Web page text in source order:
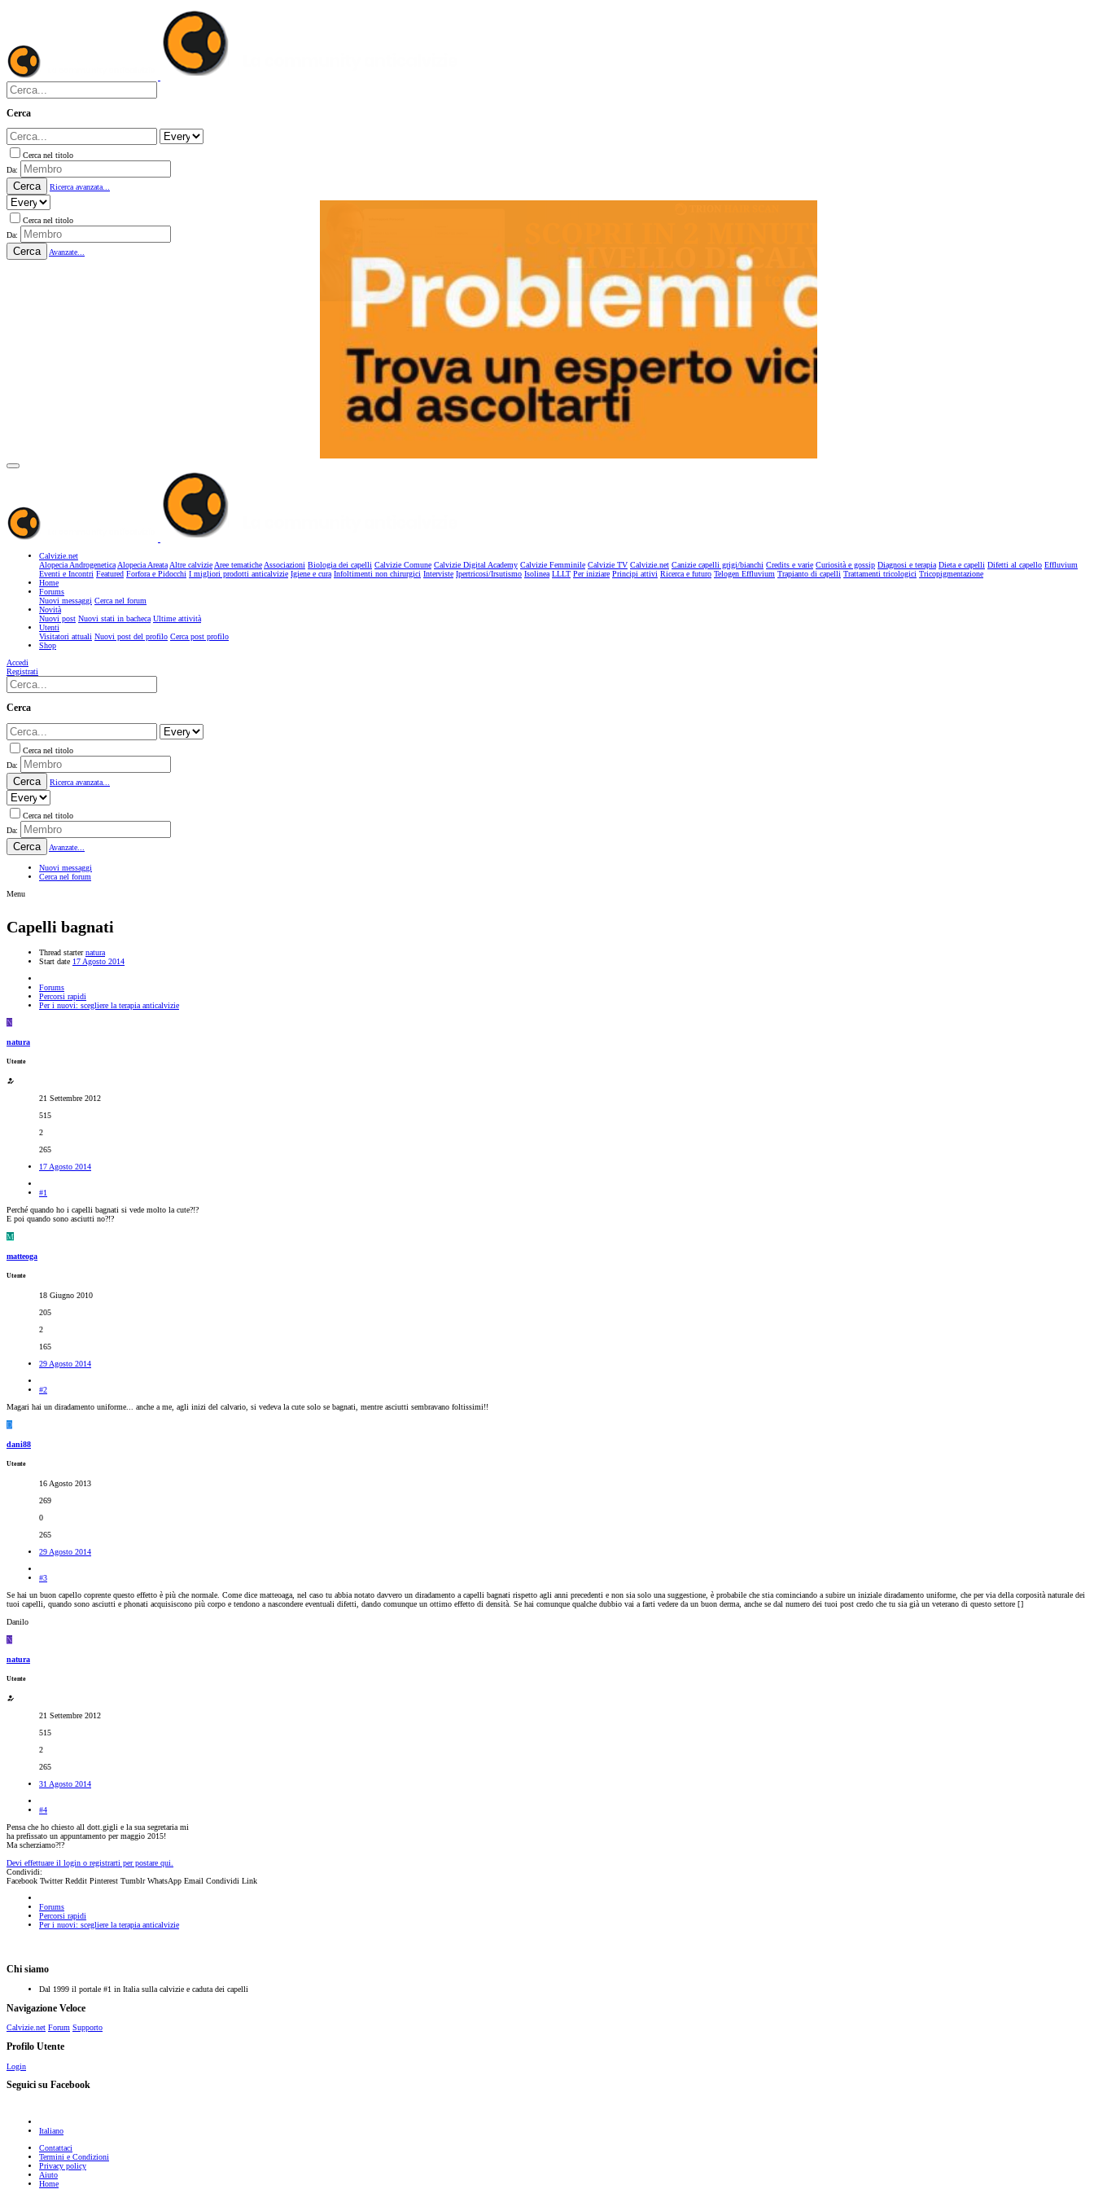
Cerca
Cerca nel titolo
Da:
Cerca Ricerca avanzata...
Cerca nel titolo
Da:
Cerca Avanzate...
Calvizie.net
Alopecia AndrogeneticaAlopecia AreataAltre calvizieAree tematicheAssociazioni Biologia dei capelli Calvizie Comune Calvizie Digital Academy Calvizie Femminile Calvizie TV Calvizie.net Canizie capelli grigi/bianchi Credits e varie Curiosità e gossip Diagnosi e terapia Dieta e capelli Difetti al capello Effluvium
Eventi e Incontri Featured Forfora e Pidocchi I migliori prodotti anticalvizie Igiene e cura Infoltimenti non chirurgici Interviste Ipertricosi/Irsutismo Isolinea LLLT Per iniziare Principi attivi Ricerca e futuro Telogen Effluvium Trapianto di capelli Trattamenti tricologici Tricopigmentazione
Home
Forums
Nuovi messaggi Cerca nel forum
Novità
Nuovi post Nuovi stati in bacheca Ultime attività
Utenti
Visitatori attuali Nuovi post del profilo Cerca post profilo
Shop
Accedi
Registrati
Cerca
Cerca nel titolo
Da:
Cerca Ricerca avanzata...
Cerca nel titolo
Da:
Cerca Avanzate...
Nuovi messaggi
Cerca nel forum
Menu
Capelli bagnati
Thread starter natura
Start date 17 Agosto 2014
Forums
Percorsi rapidi
Per i nuovi: scegliere la terapia anticalvizie
N
natura
Utente
21 Settembre 2012
515
2
265
17 Agosto 2014
#1
Perché quando ho i capelli bagnati si vede molto la cute?!?
E poi quando sono asciutti no?!?
M
matteoga
Utente
18 Giugno 2010
205
2
165
29 Agosto 2014
#2
Magari hai un diradamento uniforme... anche a me, agli inizi del calvario, si vedeva la cute solo se bagnati, mentre asciutti sembravano foltissimi!!
D
dani88
Utente
16 Agosto 2013
269
0
265
29 Agosto 2014
#3
Se hai un buon capello coprente questo effetto è più che normale. Come dice matteoaga, nel caso tu abbia notato davvero un diradamento a capelli bagnati rispetto agli anni precedenti e non sia solo una suggestione, è probabile che stia cominciando a subire un iniziale diradamento uniforme, che per via della corposità naturale dei
tuoi capelli, quando sono asciutti e phonati acquisiscono più corpo e tendono a nascondere eventuali difetti, dando comunque un ottimo effetto di densità. Se hai comunque qualche dubbio vai a farti vedere da un buon derma, anche se dal numero dei tuoi post credo che tu sia già un veterano di questo settore []
Danilo
N
natura
Utente
21 Settembre 2012
515
2
265
31 Agosto 2014
#4
Pensa che ho chiesto all dott.gigli e la sua segretaria mi
ha prefissato un appuntamento per maggio 2015!
Ma scherziamo?!?
Devi effettuare il login o registrarti per postare qui.
Condividi:
Facebook Twitter Reddit Pinterest Tumblr WhatsApp Email Condividi Link
Forums
Percorsi rapidi
Per i nuovi: scegliere la terapia anticalvizie
Chi siamo
Dal 1999 il portale #1 in Italia sulla calvizie e caduta dei capelli
Navigazione Veloce
Calvizie.net Forum Supporto
Profilo Utente
Login
Seguici su Facebook
Italiano
Contattaci
Termini e Condizioni
Privacy policy
Aiuto
Home